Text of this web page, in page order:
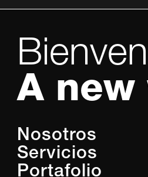
A new
Nosotros
Servicios
Portafolio